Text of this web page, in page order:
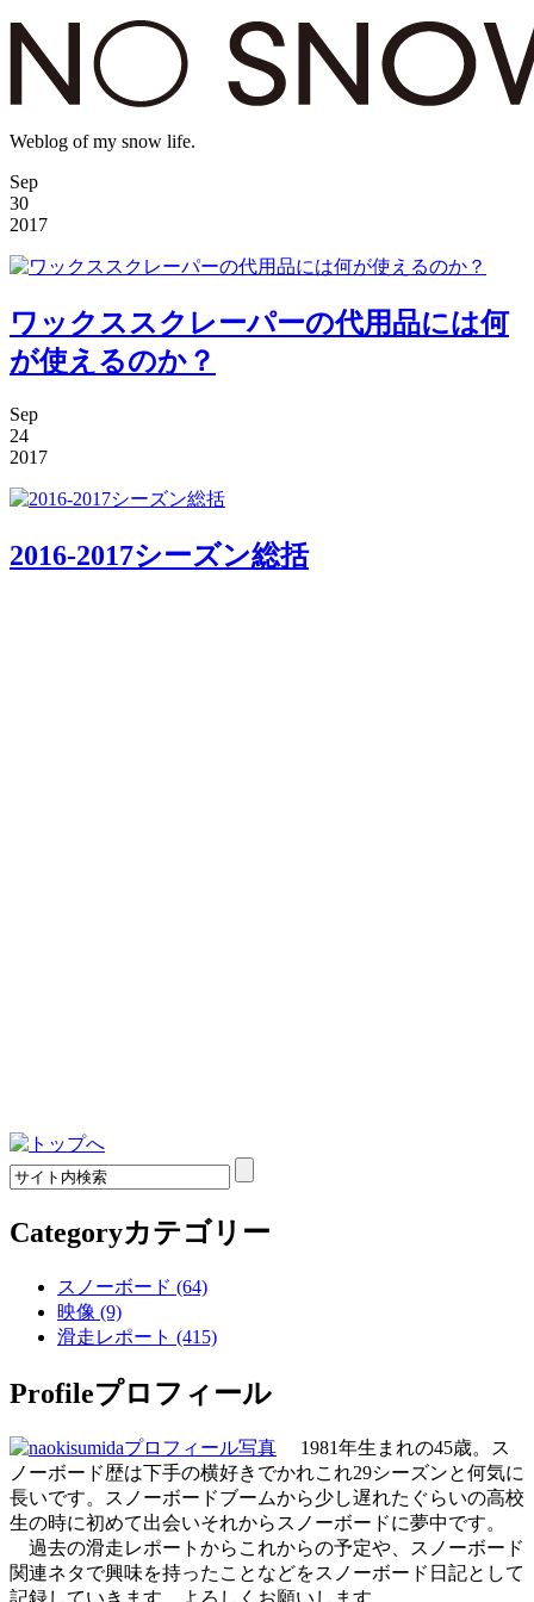
Weblog of my snow life.
Sep
30
2017
ワックススクレーパーの代用品には何
が使えるのか？
Sep
24
2017
2016-2017シーズン総括
Categoryカテゴリー
スノーボード (64)
映像 (9)
滑走レポート (415)
Profileプロフィール
1981年生まれの45歳。ス
ノーボード歴は下手の横好きでかれこれ29シーズンと何気に
長いです。スノーボードブームから少し遅れたぐらいの高校
生の時に初めて出会いそれからスノーボードに夢中です。
過去の滑走レポートからこれからの予定や、スノーボード
関連ネタで興味を持ったことなどをスノーボード日記として
記録していきます。よろしくお願いします。